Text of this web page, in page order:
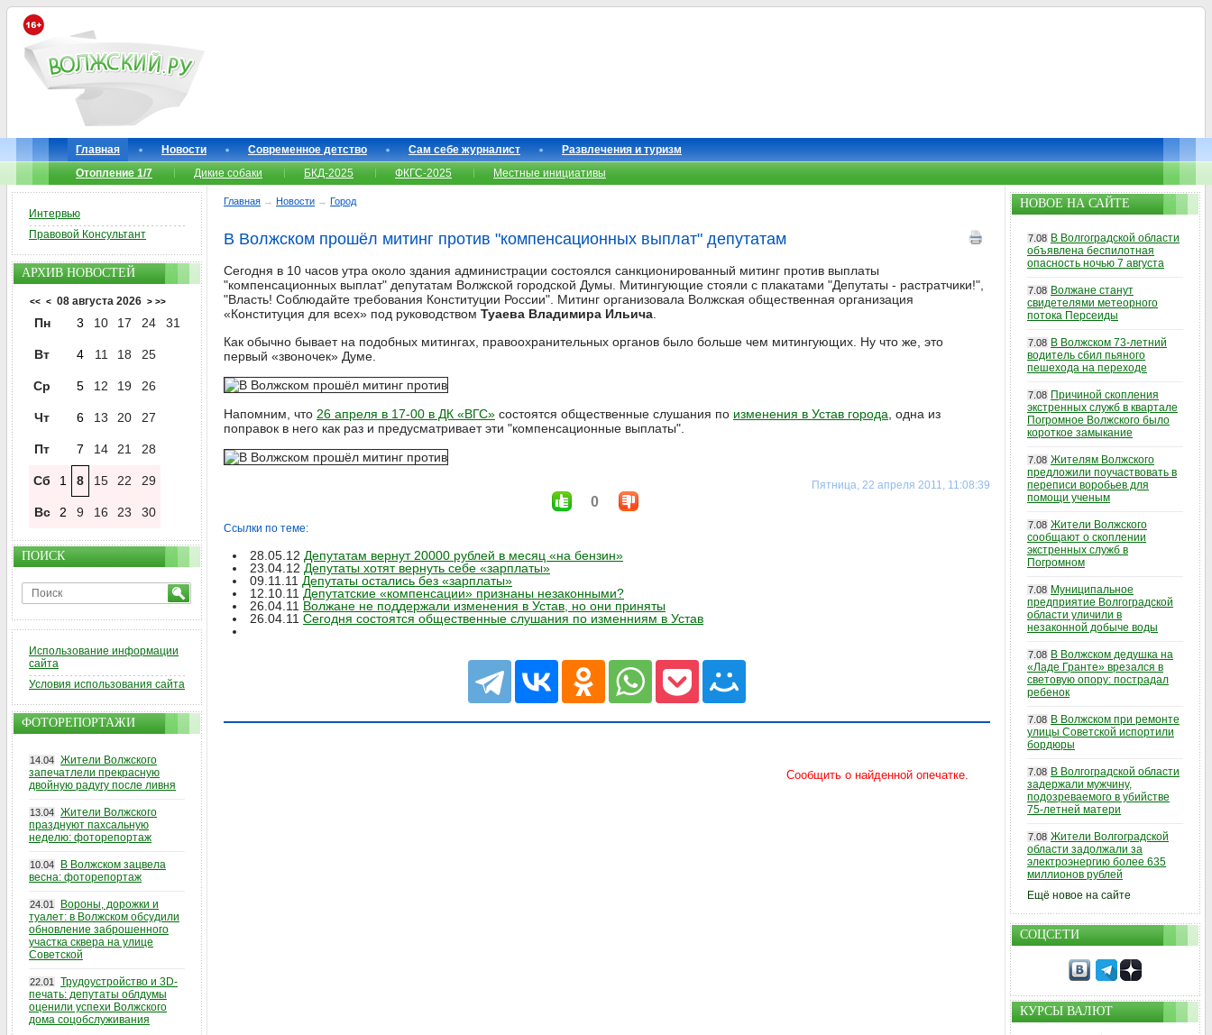
Главная Новости Современное детство Сам себе журналист
Развлечения и туризм
Отопление 1/7
Дикие собаки БКД-2025 ФКГС-2025 Местные инициативы
Главная → Новости → Город
В Волжском прошёл митинг против "компенсационных выплат" депутатам
Сегодня в 10 часов утра около здания администрации состоялся санкционированный митинг против выплаты
"компенсационных выплат" депутатам Волжской городской Думы. Митингующие стояли с плакатами "Депутаты - растратчики!",
"Власть! Соблюдайте требования Конституции России". Митинг организовала Волжская общественная организация
«Конституция для всех» под руководством Туаева Владимира Ильича
Как обычно бывает на подобных митингах, правоохранительных органов было больше чем митингующих. Ну что же, это
первый «звоночек» Думе.
Напомним, что 26 апреля в 17-00 в ДК «ВГС» состоятся общественные слушания по изменения в Устав города , одна из
поправок в него как раз и предусматривает эти "компенсационные выплаты".
Пятница, 22 апреля 2011, 11:08:39
0
Ссылки по теме:
28.05.12 Депутатам вернут 20000 рублей в месяц «на бензин»
23.04.12 Депутаты хотят вернуть себе «зарплаты»
09.11.11 Депутаты остались без «зарплаты»
12.10.11 Депутатские «компенсации» признаны незаконными?
26.04.11 Волжане не поддержали изменения в Устав, но они приняты
26.04.11 Сегодня состоятся общественные слушания по изменниям в Устав
Интервью
Правовой Консультант
АРХИВ НОВОСТЕЙ
<< < 08 августа 2026 > >>
Пн 3 10 17 24 31
Вт 4 11 18 25
Ср 5 12 19 26
Чт 6 13 20 27
Пт 7 14 21 28
Сб 1 8 15 22 29
Вс 2 9 16 23 30
ПОИСК
Использование информации
сайта
Условия использования сайта
ФОТОРЕПОРТАЖИ
14.04 Жители Волжского
запечатлели прекрасную
двойную радугу после ливня
13.04 Жители Волжского
празднуют пахсальную
неделю: фоторепортаж
10.04
В Волжском зацвела
весна: фоторепортаж
24.01
Вороны, дорожки и
туалет: в Волжском обсудили
обновление заброшенного
участка сквера на улице
Советской
22.01
Трудоустройство и 3D-
печать: депутаты облдумы
оценили успехи Волжского
дома соцобслуживания
НОВОЕ НА САЙТЕ
7.08 В Волгоградской области
объявлена беспилотная
опасность ночью 7 августа
7.08 Волжане станут
свидетелями метеорного
потока Персеиды
7.08 В Волжском 73-летний
водитель сбил пьяного
пешехода на переходе
7.08 Причиной скопления
экстренных служб в квартале
Погромное Волжского было
короткое замыкание
7.08 Жителям Волжского
предложили поучаствовать в
переписи воробьев для
помощи ученым
7.08 Жители Волжского
сообщают о скоплении
экстренных служб в
Погромном
7.08 Муниципальное
предприятие Волгоградской
области уличили в
незаконной добыче воды
7.08 В Волжском дедушка на
«Ладе Гранте» врезался в
световую опору: пострадал
ребенок
7.08 В Волжском при ремонте
улицы Советской испортили
бордюры
7.08 В Волгоградской области
задержали мужчину,
подозреваемого в убийстве
75-летней матери
7.08 Жители Волгоградской
области задолжали за
электроэнергию более 635
миллионов рублей
Ещё новое на сайте
СОЦСЕТИ
КУРСЫ ВАЛЮТ